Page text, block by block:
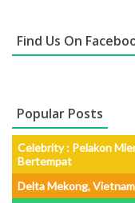
Find Us On
Popular Posts
Celebrity : Pelakon
Bertempat
Delta Mekong, Vietnam